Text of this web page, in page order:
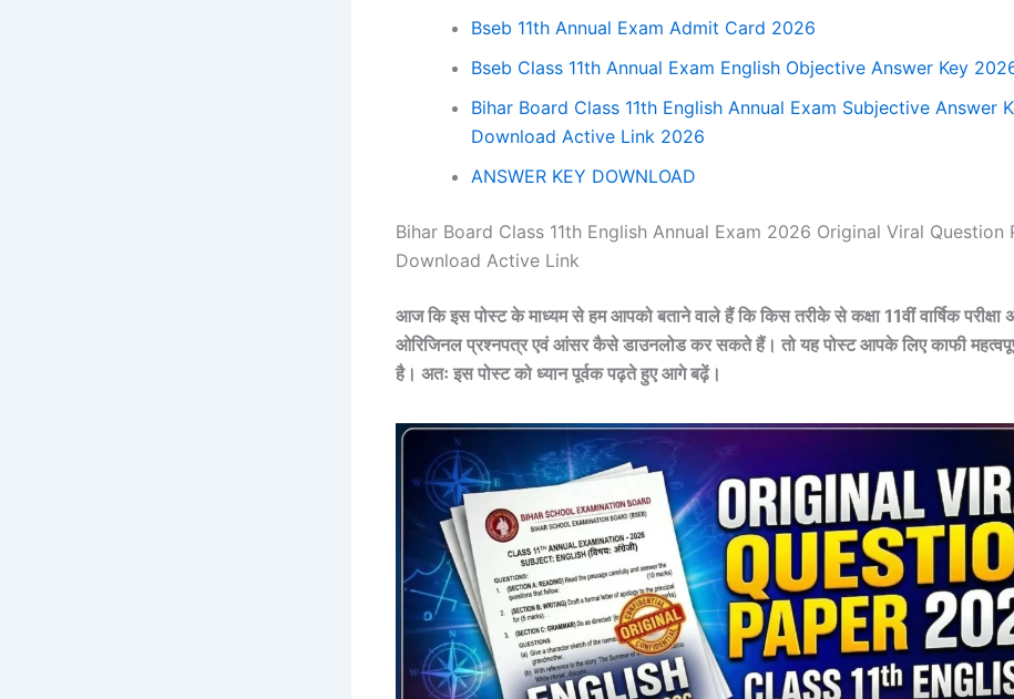
Bseb 11th Annual Exam Admit Card 2026
Bseb Class 11th Annual Exam English Objective Answer Key
Bihar Board Class 11th English Annual Exam Subjective Answer
Download Active Link 2026
ANSWER KEY DOWNLOAD
Bihar Board Class 11th English Annual Exam 2026 Original Viral Question
Download Active Link
आज कि इस पोस्ट के माध्यम से हम आपको बताने वाले हैं कि किस तरीके से कक्षा 11वीं वार्षिक परीक्षा
ओरिजिनल प्रश्नपत्र एवं आंसर कैसे डाउनलोड कर सकते हैं। तो यह पोस्ट आपके लिए काफी
है। अतः इस पोस्ट को ध्यान पूर्वक पढ़ते हुए आगे बढ़ें।